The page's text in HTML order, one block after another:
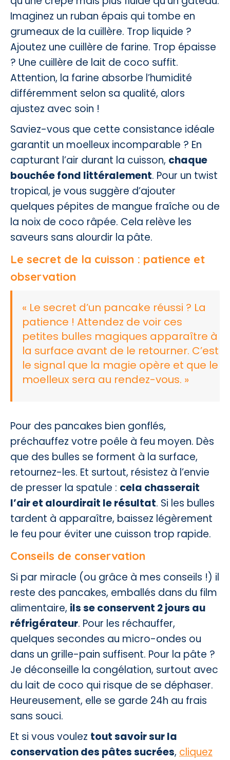
Imaginez un ruban épais qui tombe en
grumeaux de la cuillère. Trop liquide ?
Ajoutez une cuillère de farine. Trop épaisse
? Une cuillère de lait de coco suffit.
Attention, la farine absorbe l’humidité
différemment selon sa qualité, alors
ajustez avec soin !
Saviez-vous que cette consistance idéale
garantit un moelleux incomparable ? En
capturant l’air durant la cuisson, chaque
bouchée fond littéralement. Pour un twist
tropical, je vous suggère d’ajouter
quelques pépites de mangue fraîche ou de
la noix de coco râpée. Cela relève les
saveurs sans alourdir la pâte.
Le secret de la cuisson : patience et
observation
« Le secret d’un pancake réussi ? La
patience ! Attendez de voir ces
petites bulles magiques apparaître à
la surface avant de le retourner. C’est
le signal que la magie opère et que le
moelleux sera au rendez-vous. »
Pour des pancakes bien gonflés,
préchauffez votre poêle à feu moyen. Dès
que des bulles se forment à la surface,
retournez-les. Et surtout, résistez à l’envie
de presser la spatule : cela chasserait
l’air et alourdirait le résultat. Si les bulles
tardent à apparaître, baissez légèrement
le feu pour éviter une cuisson trop rapide.
Conseils de conservation
Si par miracle (ou grâce à mes conseils !) il
reste des pancakes, emballés dans du film
alimentaire, ils se conservent 2 jours au
réfrigérateur. Pour les réchauffer,
quelques secondes au micro-ondes ou
dans un grille-pain suffisent. Pour la pâte ?
Je déconseille la congélation, surtout avec
du lait de coco qui risque de se déphaser.
Heureusement, elle se garde 24h au frais
sans souci.
Et si vous voulez tout savoir sur la
conservation des pâtes sucrées, cliquez